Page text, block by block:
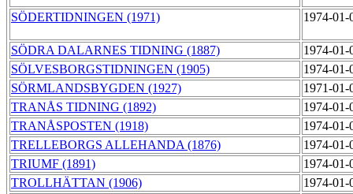
SÖDERTIDNINGEN (1971) 1974-
SÖDRA DALARNES TIDNING (1887)
1974-
SÖLVESBORGSTIDNINGEN (1905)
1974-
SÖRMLANDSBYGDEN (1927)
1971-
TRANÅS TIDNING (1892)
1974-
TRANÅSPOSTEN (1918)
1974-
TRELLEBORGS ALLEHANDA (1876)
1974-
TRIUMF (1891)
1974-
TROLLHÄTTAN (1906)
1974-